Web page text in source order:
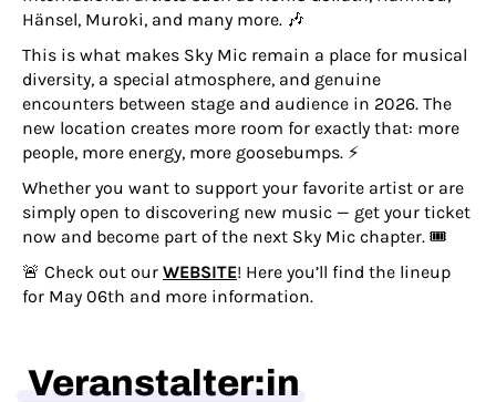
Hänsel, Muroki, and many more. 🎶
This is what makes Sky Mic remain a place for musical
diversity, a special atmosphere, and genuine
encounters between stage and audience in 2026. The
new location creates more room for exactly that: more
people, more energy, more goosebumps. ⚡
Whether you want to support your favorite artist or are
simply open to discovering new music — get your ticket
now and become part of the next Sky Mic chapter. 🎟️
🚨 Check out our WEBSITE! Here you’ll find the lineup
for May 06th and more information.
Veranstalter:in